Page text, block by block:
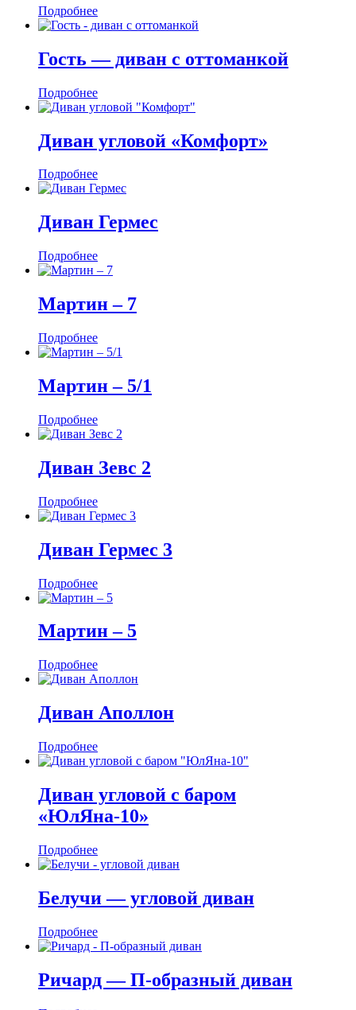
Подробнее
Гость — диван c оттоманкой
Подробнее
Диван угловой «Комфорт»
Подробнее
Диван Гермес
Подробнее
Мартин ‒ 7
Подробнее
Мартин ‒ 5/1
Подробнее
Диван Зевс 2
Подробнее
Диван Гермес 3
Подробнее
Мартин ‒ 5
Подробнее
Диван Аполлон
Подробнее
Диван угловой с баром
«ЮлЯна-10»
Подробнее
Белучи — угловой диван
Подробнее
Ричард — П-образный диван